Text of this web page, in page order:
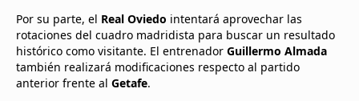
Por su parte, el Real Oviedo intentará aprovechar las
rotaciones del cuadro madridista para buscar un resultado
histórico como visitante. El entrenador Guillermo Almada
también realizará modificaciones respecto al partido
anterior frente al Getafe.